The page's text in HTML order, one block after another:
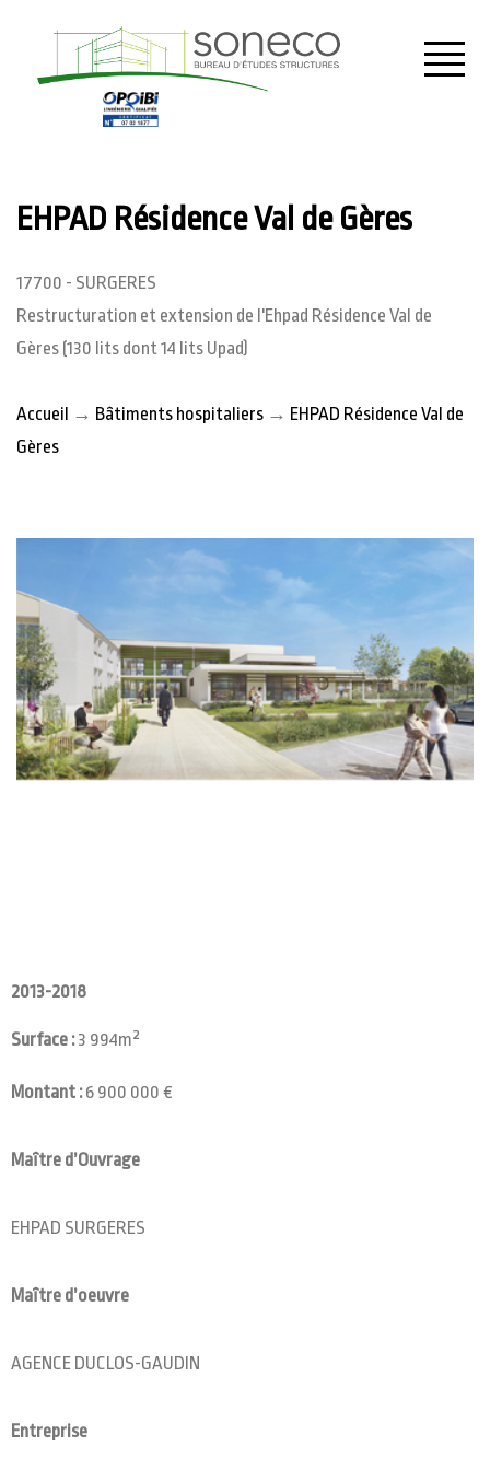
Menu
EHPAD Résidence Val de Gères
17700 - SURGERES
Restructuration et extension de l'Ehpad Résidence Val de
Gères (130 lits dont 14 lits Upad)
Accueil → Bâtiments hospitaliers → EHPAD Résidence Val de
Gères
2013-2018
Surface :3 994m²
Montant :6 900 000 €
Maître d’Ouvrage
EHPAD SURGERES
Maître d’oeuvre
AGENCE DUCLOS-GAUDIN
Entreprise